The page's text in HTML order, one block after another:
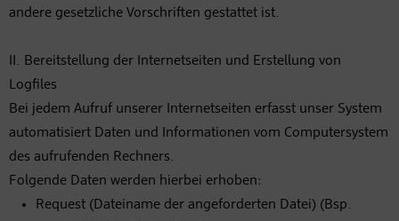
andere gesetzliche Vorschriften gestattet ist.
II. Bereitstellung der Internetseiten und Erstellung von
Logfiles
Bei jedem Aufruf unserer Internetseiten erfasst unser System
automatisiert Daten und Informationen vom Computersystem
des aufrufenden Rechners.
Folgende Daten werden hierbei erhoben:
Request (Dateiname der angeforderten Datei) (Bsp.